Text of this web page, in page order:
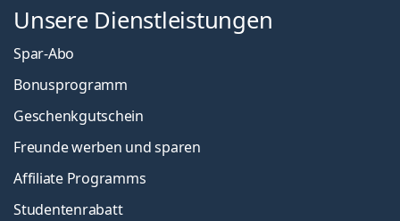
Unsere Dienstleistungen
Spar-Abo
Bonusprogramm
Geschenkgutschein
Freunde werben und sparen
Affiliate Programms
Studentenrabatt